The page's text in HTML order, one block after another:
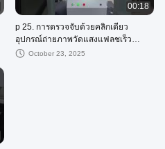
00:18
p 25. การตรวจจับด้วยคลิกเดียว
อุปกรณ์ถ่ายภาพวัดแสงแฟลชเร็ว
สำหรับเครื่องวัดวิสัยทัศน์ CNC โดย
October 23, 2025